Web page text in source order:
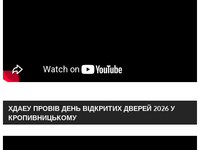
ХДАЕУ ПРОВІВ ДЕНЬ ВІДКРИТИХ ДВЕРЕЙ 2026 У
КРОПИВНИЦЬКОМУ